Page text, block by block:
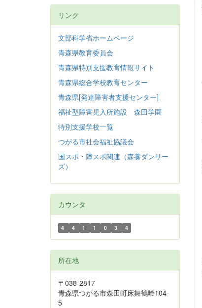
リンク
文部科学省ホームページ
青森県教育委員会
青森県特別支援教育情報サイト
青森県総合学校教育センター
青森県[発達障害者支援センター]
福祉型障害児入所施設 森田学園
特別支援学校一覧
つがる市社会福祉協議会
国スポ・障スポ関連（森養ダンサー
ズ）
カウンタ
4 4 1 1 0 3 4
所在地
〒038-2817
青森県つがる市森田町床舞鶴喰104-
5